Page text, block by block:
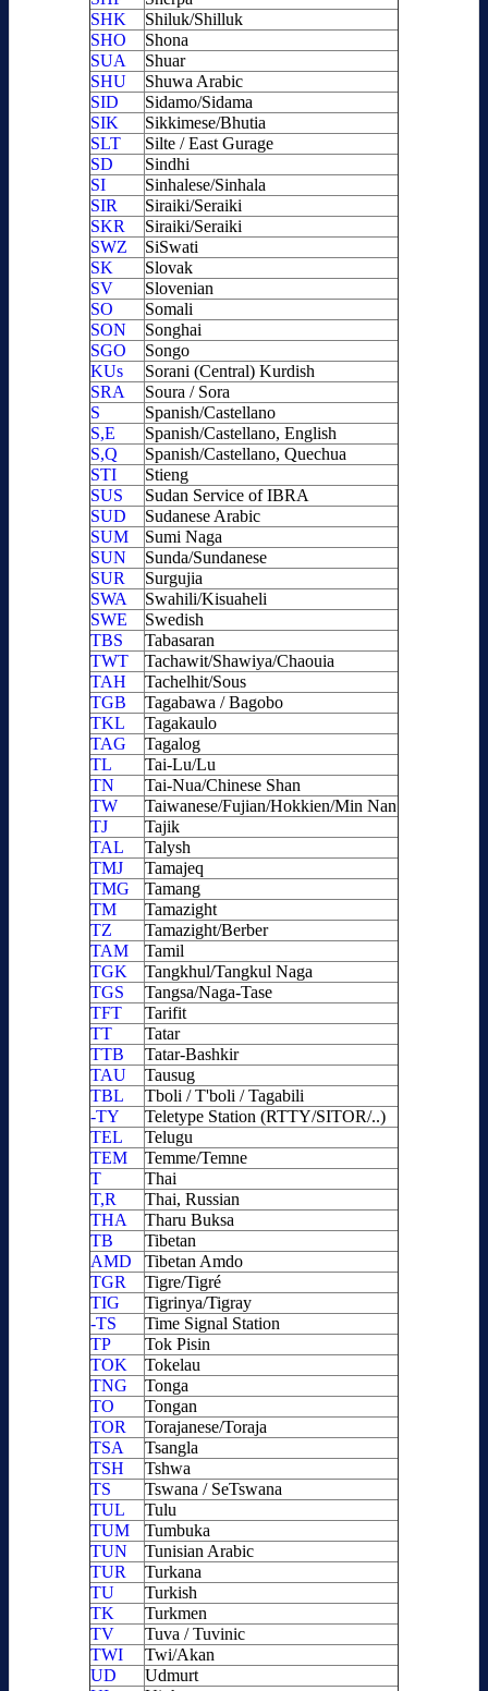
SHK
Shiluk/Shilluk
SHO
Shona
SUA
Shuar
SHU
Shuwa Arabic
SID
Sidamo/Sidama
SIK
Sikkimese/Bhutia
SLT
Silte / East Gurage
SD
Sindhi
SI
Sinhalese/Sinhala
SIR
Siraiki/Seraiki
SKR
Siraiki/Seraiki
SWZ
SiSwati
SK
Slovak
SV
Slovenian
SO
Somali
SON
Songhai
SGO
Songo
KUs
Sorani (Central) Kurdish
SRA
Soura / Sora
S
Spanish/Castellano
S,E
Spanish/Castellano, English
S,Q
Spanish/Castellano, Quechua
STI
Stieng
SUS
Sudan Service of IBRA
SUD
Sudanese Arabic
SUM
Sumi Naga
SUN
Sunda/Sundanese
SUR
Surgujia
SWA
Swahili/Kisuaheli
SWE
Swedish
TBS
Tabasaran
TWT
Tachawit/Shawiya/Chaouia
TAH
Tachelhit/Sous
TGB
Tagabawa / Bagobo
TKL
Tagakaulo
TAG
Tagalog
TL
Tai-Lu/Lu
TN
Tai-Nua/Chinese Shan
TW
Taiwanese/Fujian/Hokkien/Min Nan
TJ
Tajik
TAL
Talysh
TMJ
Tamajeq
TMG
Tamang
TM
Tamazight
TZ
Tamazight/Berber
TAM
Tamil
TGK
Tangkhul/Tangkul Naga
TGS
Tangsa/Naga-Tase
TFT
Tarifit
TT
Tatar
TTB
Tatar-Bashkir
TAU
Tausug
TBL
Tboli / T'boli / Tagabili
-TY
Teletype Station (RTTY/SITOR/..)
TEL
Telugu
TEM
Temme/Temne
T
Thai
T,R
Thai, Russian
THA
Tharu Buksa
TB
Tibetan
AMD
Tibetan Amdo
TGR
Tigre/Tigré
TIG
Tigrinya/Tigray
-TS
Time Signal Station
TP
Tok Pisin
TOK
Tokelau
TNG
Tonga
TO
Tongan
TOR
Torajanese/Toraja
TSA
Tsangla
TSH
Tshwa
TS
Tswana / SeTswana
TUL
Tulu
TUM
Tumbuka
TUN
Tunisian Arabic
TUR
Turkana
TU
Turkish
TK
Turkmen
TV
Tuva / Tuvinic
TWI
Twi/Akan
UD
Udmurt